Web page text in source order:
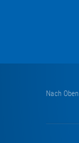
Nach Oben